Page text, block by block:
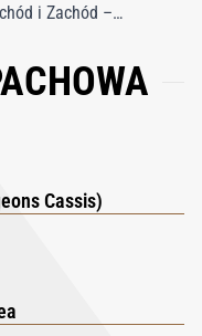
i Zachód –
i japońskiego
podczas
uzależniającym
ukazuje elegancję
herbaty
piżma, wanilii i drzewa
trwały ślad
Cassis)